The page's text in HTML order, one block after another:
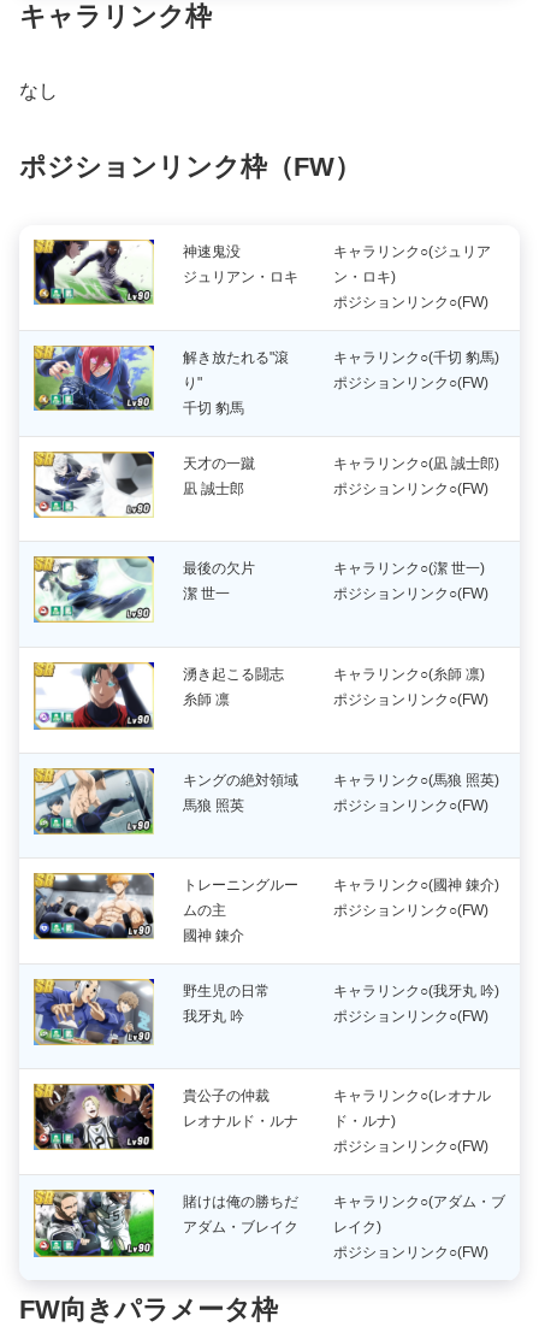
キャラリンク枠
なし
ポジション リンク枠（FW）
神速鬼没
ジュリアン・ロキ
キャラリンク○(ジュリア
ン・ロキ)
ポジションリンク○(FW)
解き放たれる"滾
り"
千切 豹馬
キャラリンク○(千切 豹馬)
ポジションリンク○(FW)
天才の一蹴
凪 誠士郎
キャラリンク○(凪 誠士郎)
ポジションリンク○(FW)
最後の欠片
潔 世一
キャラリンク○(潔 世一)
ポジションリンク○(FW)
湧き起こる闘志
糸師 凛
キャラリンク○(糸師 凛)
ポジションリンク○(FW)
キングの絶対領域
馬狼 照英
キャラリンク○(馬狼 照英)
ポジションリンク○(FW)
トレーニングルー
ムの主
國神 錬介
キャラリンク○(國神 錬介)
ポジションリンク○(FW)
野生児の日常
我牙丸 吟
キャラリンク○(我牙丸 吟)
ポジションリンク○(FW)
貴公子の仲裁
レオナルド・ルナ
キャラリンク○(レオナル
ド・ルナ)
ポジションリンク○(FW)
賭けは俺の勝ちだ
アダム・ブレイク
キャラリンク○(アダム・ブ
レイク)
ポジションリンク○(FW)
FW向きパラメータ枠